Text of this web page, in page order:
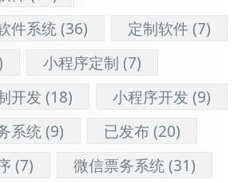
件系统(36) 定制软件(7)
小程序定制 (7)
开发 (18) 小程序开发 (9)
系统(9) 已发布(20)
(7) 微信票务系统(31)